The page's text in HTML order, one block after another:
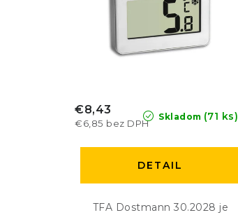
Skladom (71 ks)
€6,85 bez DPH
€8,43
DETAIL
TFA Dostmann 30.2028 je